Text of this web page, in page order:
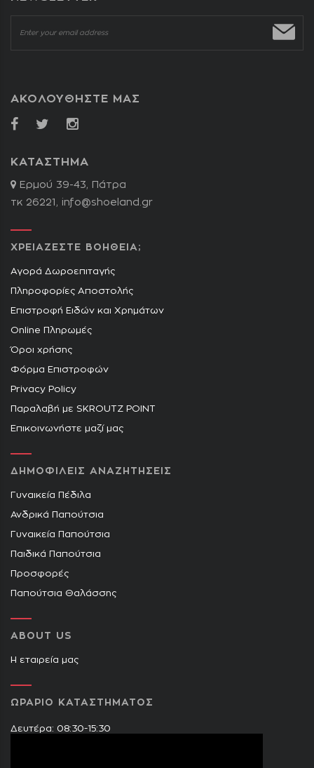
ΑΚΟΛΟΥΘΗΣΤΕ ΜΑΣ
ΚΑΤΑΣΤΗΜΑ
Ερμού 39-43, Πάτρα
τκ 26221, info@shoeland.gr
ΧΡΕΙΑΖΕΣΤΕ ΒΟΗΘΕΙΑ;
Αγορά Δωροεπιταγής
Πληροφορίες Αποστολής
Επιστροφή Ειδών και Χρημάτων
Online Πληρωμές
Όροι χρήσης
Φόρμα Επιστροφών
Privacy Policy
Παραλαβή με SKROUTZ POINT
Επικοινωνήστε μαζί μας
ΔΗΜΟΦΙΛΕΙΣ ΑΝΑΖΗΤΗΣΕΙΣ
Γυναικεία Πέδιλα
Ανδρικά Παπούτσια
Γυναικεία Παπούτσια
Παιδικά Παπούτσια
Προσφορές
Παπούτσια Θαλάσσης
ABOUT US
Η εταιρεία μας
ΩΡΑΡΙΟ ΚΑΤΑΣΤΗΜΑΤΟΣ
Δευτέρα: 08:30-15:30